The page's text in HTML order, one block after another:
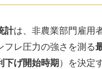
計は、非農業部門雇用
フレ圧力の強さを測る
下げ開始時期 ）を決定